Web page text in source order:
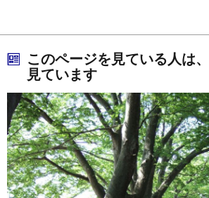
このページを見ている人は
見ています